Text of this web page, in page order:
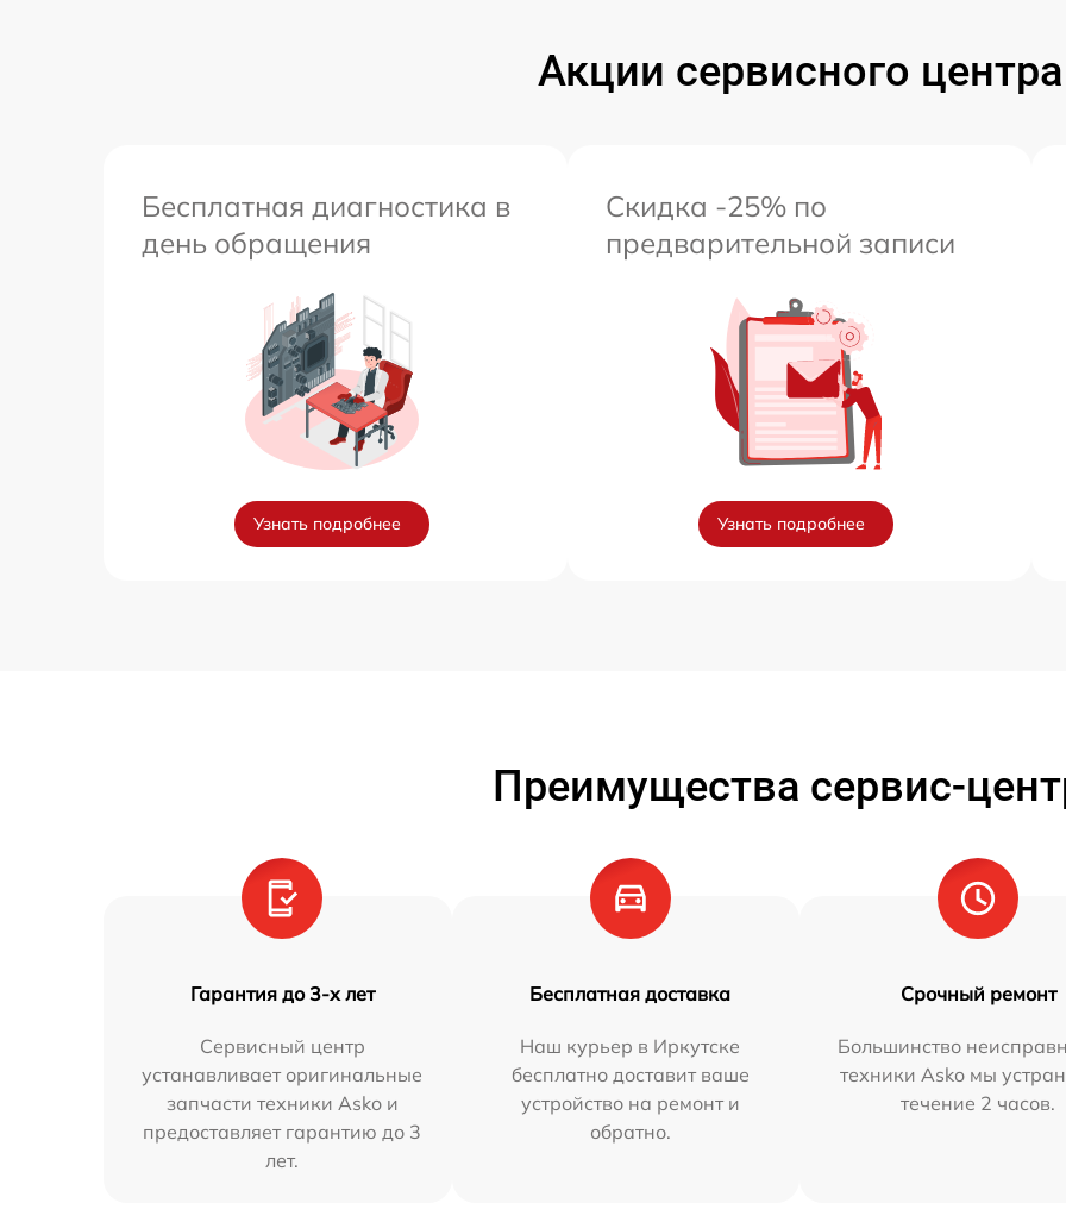
Акции сервисного центра
Бесплатная диагностика в
день обращения
Узнать подробнее
Скидка -25% по
предварительной записи
Узнать подробнее
Преимущества сервис-
Гарантия до 3-х лет
Сервисный центр
устанавливает оригинальные
запчасти техники Asko и
предоставляет гарантию до 3
лет.
Бесплатная доставка
Наш курьер в Иркутске
бесплатно доставит ваше
устройство на ремонт и
обратно.
Срочный ремонт
Большинство
техники Asko мы
течение 2 часов.